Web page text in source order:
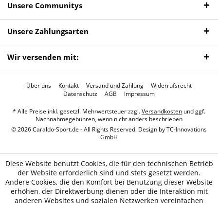
Unsere Communitys
Unsere Zahlungsarten
Wir versenden mit:
Über uns Kontakt Versand und Zahlung
Widerrufsrecht
Datenschutz
AGB Impressum
* Alle Preise inkl. gesetzl. Mehrwertsteuer zzgl.Versandkosten und ggf.
Nachnahmegebühren, wenn nicht anders beschrieben
© 2026 Caraldo-Sport.de - All Rights Reserved. Design byTC-Innovations
GmbH
Diese Website benutzt Cookies, die für den technischen Betrieb
der Website erforderlich sind und stets gesetzt werden.
Andere Cookies, die den Komfort bei Benutzung dieser Website
erhöhen, der Direktwerbung dienen oder die Interaktion mit
anderen Websites und sozialen Netzwerken vereinfachen